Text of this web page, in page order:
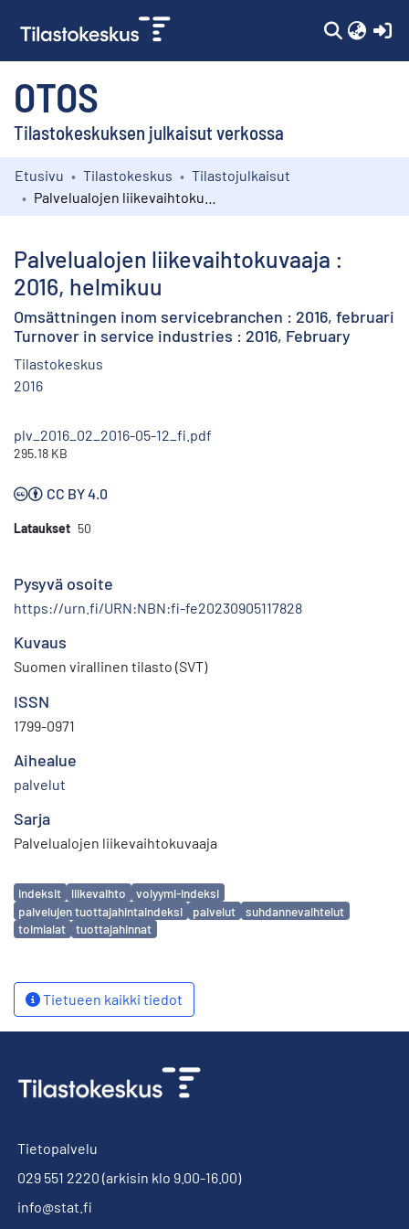
OTOS
Tilastokeskuksen julkaisut verkossa
Kokoelmat
Etusivu Tilastokeskus
Tilastojulkaisut
Palvelualojen liikevaihtokuvaaja :
2016, helmikuu
Omsättningen inom servicebranchen : 2016, februari
Turnover in service industries : 2016, February
Tilastokeskus
2016
plv_2016_02_2016-05-12_fi.pdf
295.18 KB
CC BY 4.0
Lataukset 50
Pysyvä osoite
https://urn.fi/URN:NBN:fi-fe20230905117828
Kuvaus
Suomen virallinen tilasto (SVT)
ISSN
1799-0971
Aihealue
palvelut
Sarja
Palvelualojen liikevaihtokuvaaja
Avainsanat
indeksit liikevaihto
volyymi-indeksi
palvelujen tuottajahintaindeksi
palvelut
suhdannevaihtelut
toimialat
tuottajahinnat
Tietueen kaikki tiedot
Tietopalvelu
029 551 2220 (arkisin klo 9.00-16.00)
info@stat.fi